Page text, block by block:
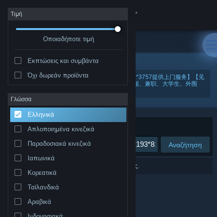
Σύνδεση
Κατάστημα
Σχετικά
Υποστήριξη
Αλλαγή γλώσσας
Προβολή ιστοσελίδας για υπολογιστές
Τιμή
Οποιαδήποτε τιμή
Εκπτώσεις και συμβάντα
Όχι δωρεάν προϊόντα
Γλώσσα
Ελληνικά
Απλοποιημένα κινεζικά
Παραδοσιακά κινεζικά
Ιαπωνικά
Κορεατικά
Ταϊλανδικά
Αραβικά
"北京（按摩全套服务上门）按摩【微芯193*8107*3757提供上门服务】【见
面满意再给钱，当面给钱更安全】-这里有各地小姐、兼职、大学生、外围
Ταξινόμηση ανά Συνάφεια
Αναζήτηση
0 αποτελέσματα ταιριάζουν με την αναζήτησή σας.